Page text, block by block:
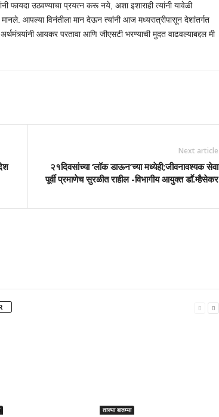
फायदा उठवण्याचा प्रयत्न करू नये, अशा इशाराही त्यांनी यावेळी
आपल्या विनंतीला मान देऊन त्यांनी आज मध्यरात्रीपासून देशांतर्गत
आयकर परतावा आणि जीएसटी भरण्याची मुदत वाढवल्याबद्दल मी
Next article
२१दिवसांच्या ‘लॉक डाऊन’च्या मध्येही;जीवनावश्यक सेवा
पूर्वी प्रमाणेच सुरळीत राहील -विभागीय आयुक्त डाॕ.म्हैसेकर
ताज्या बातम्या